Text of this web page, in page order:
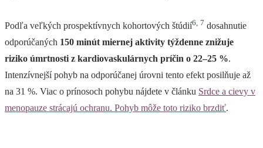
Podľa veľkých prospektívnych kohortových štúdií6, 7 dosahnutie
odporúčaných 150 minút miernej aktivity týždenne znižuje
riziko úmrtnosti z kardiovaskulárnych príčin o 22–25 %.
Intenzívnejší pohyb na odporúčanej úrovni tento efekt posilňuje až
na 31 %. Viac o prínosoch pohybu nájdete v článku Srdce a cievy v
menopauze strácajú ochranu. Pohyb môže toto riziko brzdiť.